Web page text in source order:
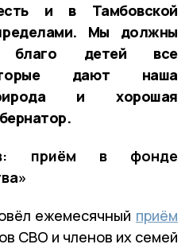
и в Тамбовской
Мы должны
благо детей все
дают наша
и хорошая
приём в фонде
ежемесячный приём
СВО и членов их семей